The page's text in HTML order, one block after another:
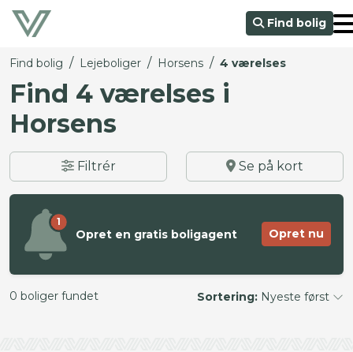
Find bolig
Find bolig / Lejeboliger / Horsens / 4 værelses
Find 4 værelses i
Horsens
Filtrér Se på kort
1
Opret en gratis boligagent Opret nu
0 boliger fundet Sortering: Nyeste først